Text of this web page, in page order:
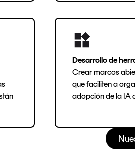
Desarrollo de
Crear marcos
que faciliten a
adopción de la IA